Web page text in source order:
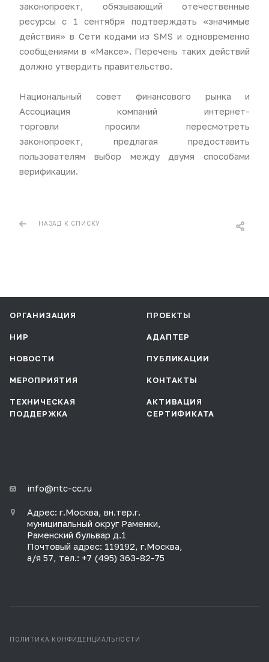
законопроект, обязывающий отечественные
ресурсы с 1 сентября подтверждать «значимые
действия» в Сети кодами из SMS и одновременно
сообщениями в «Максе». Перечень таких действий
должно утвердить правительство.
Национальный совет финансового рынка и
Ассоциация компаний интернет-
торговли просили пересмотреть
законопроект, предлагая предоставить
пользователям выбор между двумя способами
верификации.
НАЗАД К СПИСКУ
ОРГАНИЗАЦИЯ ПРОЕКТЫ
НИР АДАПТЕР
НОВОСТИ ПУБЛИКАЦИИ
МЕРОПРИЯТИЯ КОНТАКТЫ
ТЕХНИЧЕСКАЯ
ПОДДЕРЖКА
АКТИВАЦИЯ
СЕРТИФИКАТА
info@ntc-cc.ru
Адрес: г.Москва, вн.тер.г.
муниципальный округ Раменки,
Раменский бульвар д.1
Почтовый адрес: 119192, г.Москва,
а/я 57, тел.: +7 (495) 363-82-75
ПОЛИТИКА КОНФИДЕНЦИАЛЬНОСТИ